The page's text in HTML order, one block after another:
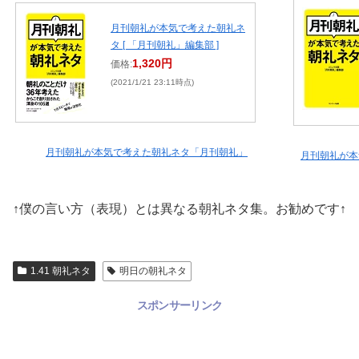
月刊朝礼が本気で考えた朝礼ネ
タ [ 「月刊朝礼」編集部 ]
価格:1,320円
(2021/1/21 23:11時点)
月刊朝礼が本気で考えた朝礼ネタ「月刊朝礼」 月刊朝礼が
↑僕の言い方（表現）とは異なる朝礼ネタ集。お勧めです↑
1.41 朝礼ネタ 明日の朝礼ネタ
スポンサーリンク